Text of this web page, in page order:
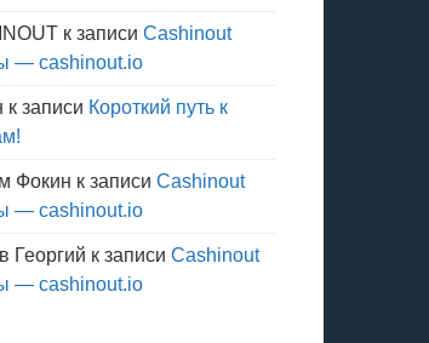
к записи Cashinout
— cashinout.io
к записи Короткий путь к
Фокин к записи Cashinout
— cashinout.io
Георгий к записи Cashinout
— cashinout.io